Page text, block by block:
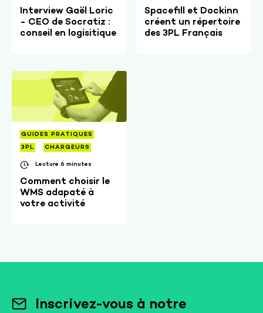
Interview Gaël Loric
- CEO de Socratiz :
conseil en logisitique
Spacefill et Dockinn
créent un répertoire
des 3PL Français
Lecture 6 minutes
GUIDES PRATIQUES
3PL
CHARGEURS
Comment choisir le
WMS adapaté à
votre activité
Inscrivez-vous à notre